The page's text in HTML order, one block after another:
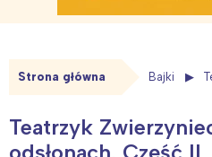
Strona główna Bajki
Teatrzyk
odsłonach. Część II